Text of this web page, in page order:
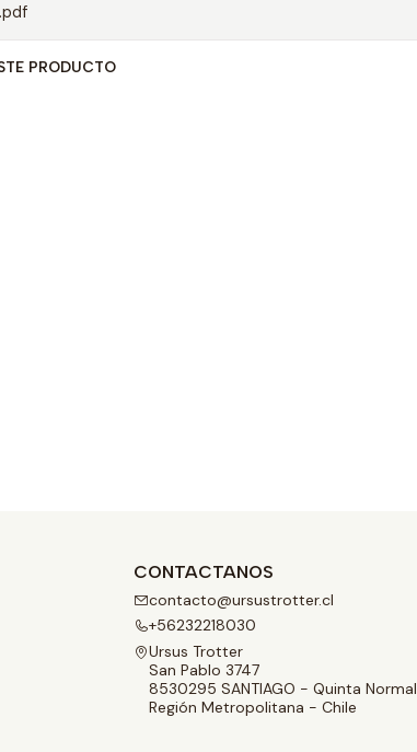
PRODUCTO
CONTACTANOS
contacto@ursustrotter.cl
+56232218030
Ursus Trotter
San Pablo 3747
8530295 SANTIAGO - Quinta Normal
Región Metropolitana - Chile